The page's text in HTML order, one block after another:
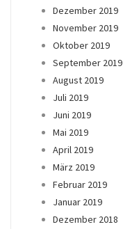
Dezember 2019
November 2019
Oktober 2019
September 2019
August 2019
Juli 2019
Juni 2019
Mai 2019
April 2019
März 2019
Februar 2019
Januar 2019
Dezember 2018